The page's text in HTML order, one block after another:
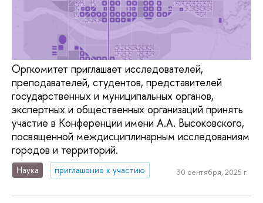
Оргкомитет приглашает исследователей,
преподавателей, студентов, представителей
государственных и муниципальных органов,
экспертных и общественных организаций принять
участие в Конференции имени А.А. Высоковского,
посвященной междисциплинарным исследованиям
городов и территорий.
Наука приглашение к участию 30 сентября, 2025 г.